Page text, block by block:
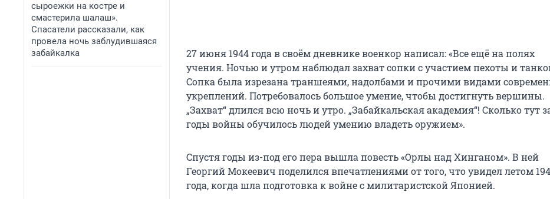
сыроежки на костре и
смастерила шалаш».
Спасатели рассказали, как
провела ночь заблудившаяся
забайкалка
27 июня 1944 года в своём дневнике военкор написал: «Все ещё на полях
учения. Ночью и утром наблюдал захват сопки с участием пехоты и
Сопка была изрезана траншеями, надолбами и прочими видами
укреплений. Потребовалось большое умение, чтобы достигнуть вершины.
„Захват“ длился всю ночь и утро. „Забайкальская академия“! Сколько тут
годы войны обучилось людей умению владеть оружием».
Спустя годы из-под его пера вышла повесть «Орлы над Хинганом». В ней
Георгий Мокеевич поделился впечатлениями от того, что увидел летом
года, когда шла подготовка к войне с милитаристской Японией.